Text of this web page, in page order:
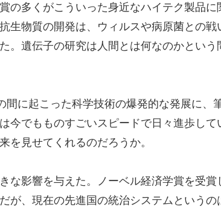
の多くがこういった身近なハイテク製品
生物質の開発は、ウィルスや病原菌との
。遺伝子の研究は人間とは何なのかとい
間に起こった科学技術の爆発的な発展に、
今でもものすごいスピードで日々進歩し
を見せてくれるのだろうか。
な影響を与えた。ノーベル経済学賞を受
が、現在の先進国の統治システムという